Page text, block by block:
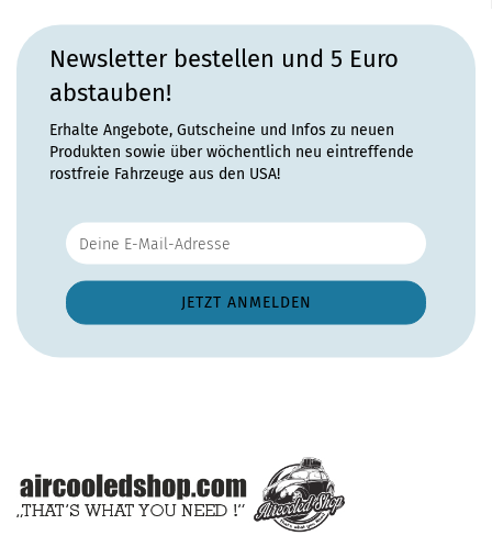
Newsletter bestellen und 5 Euro
abstauben!
Erhalte Angebote, Gutscheine und Infos zu neuen
Produkten sowie über wöchentlich neu eintreffende
rostfreie Fahrzeuge aus den USA!